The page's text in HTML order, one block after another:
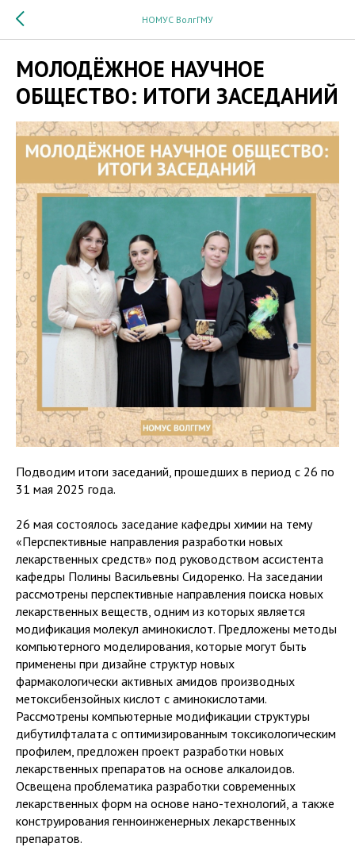
НОМУС ВолгГМУ
МОЛОДЁЖНОЕ НАУЧНОЕ
ОБЩЕСТВО: ИТОГИ ЗАСЕДАНИЙ
Подводим итоги заседаний, прошедших в период с 26 по
31 мая 2025 года.
26 мая состоялось заседание кафедры химии на тему
«Перспективные направления разработки новых
лекарственных средств» под руководством ассистента
кафедры Полины Васильевны Сидоренко. На заседании
рассмотрены перспективные направления поиска новых
лекарственных веществ, одним из которых является
модификация молекул аминокислот. Предложены методы
компьютерного моделирования, которые могут быть
применены при дизайне структур новых
фармакологически активных амидов производных
метоксибензойных кислот с аминокислотами.
Рассмотрены компьютерные модификации структуры
дибутилфталата с оптимизированным токсикологическим
профилем, предложен проект разработки новых
лекарственных препаратов на основе алкалоидов.
Освещена проблематика разработки современных
лекарственных форм на основе нано-технологий, а также
конструирования генноинженерных лекарственных
препаратов.